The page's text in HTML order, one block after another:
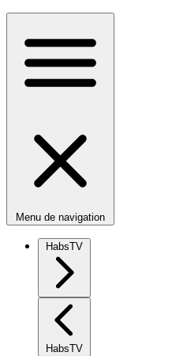
Menu de navigation
HabsTV
HabsTV